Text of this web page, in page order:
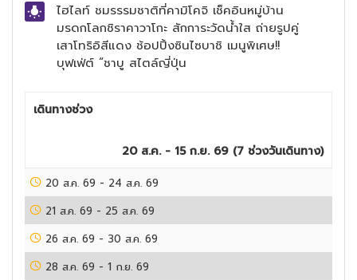
ไฮไลท์ ชมรรรมชาติที่คามิโคจิ เช็คอินหมู่บ้าน
มรดกโลกชิราคาวาโกะ สักการะวัดน้ำใส ถ่ายรูปคู่
เสาโทริอิสีแดง ช้อปปิ้งซินไซบาชิ เมนูพิเศษ!!
บุฟเฟ่ต์ “ชาบู สไตล์ญี่ปุ่น
เดินทางช่วง
20 ส.ค. - 15 ก.ย. 69 (7 ช่วงวันเดินทาง)
20 ส.ค. 69 - 24 ส.ค. 69
21 ส.ค. 69 - 25 ส.ค. 69
26 ส.ค. 69 - 30 ส.ค. 69
28 ส.ค. 69 - 1 ก.ย. 69